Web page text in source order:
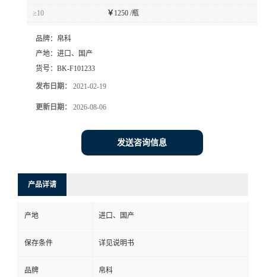
≥10 ￥ 1250 /瓶
品牌： 帛科
产地： 进口、国产
货号： BK-F101233
发布日期： 2021-02-19
更新日期： 2026-08-06
发送咨询信息
产品详请
产地 进口、国产
保存条件 详见说明书
品牌 帛科